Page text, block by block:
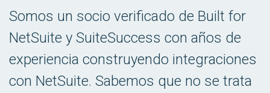
Somos un socio verificado de Built for
NetSuite y SuiteSuccess con años de
experiencia construyendo integraciones
con NetSuite. Sabemos que no se trata